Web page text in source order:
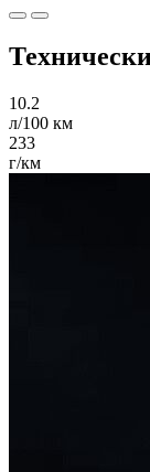
10.2
л/100 км
233
г/км